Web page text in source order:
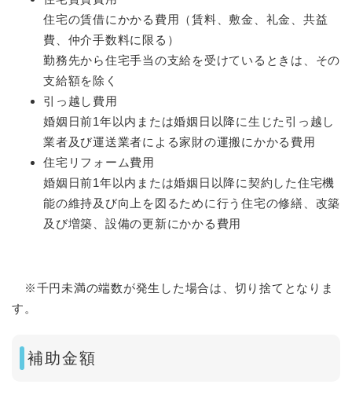
住宅の賃借にかかる費用（賃料、敷金、礼金、共益
費、仲介手数料に限る）
勤務先から住宅手当の支給を受けているときは、その
支給額を除く
引っ越し費用
婚姻日前1年以内または婚姻日以降に生じた引っ越し
業者及び運送業者による家財の運搬にかかる費用
住宅リフォーム費用
婚姻日前1年以内または婚姻日以降に契約した住宅機
能の維持及び向上を図るために行う住宅の修繕、改築
及び増築、設備の更新にかかる費用
※千円未満の端数が発生した場合は、切り捨てとなりま
す。
補助金額